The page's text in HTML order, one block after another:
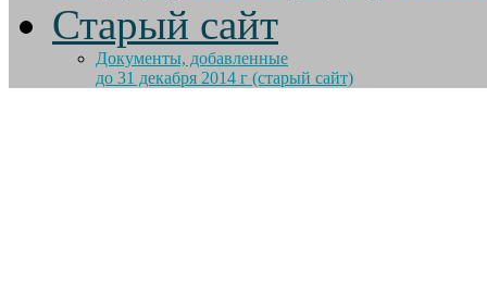
Старый сайт
Документы, добавленные
до 31 декабря 2014 г (старый сайт)